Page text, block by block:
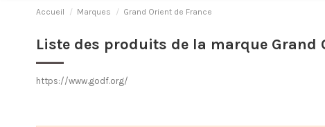
Accueil Marques Grand Orient de France
Liste des produits de la marque Grand
https://www.godf.org/